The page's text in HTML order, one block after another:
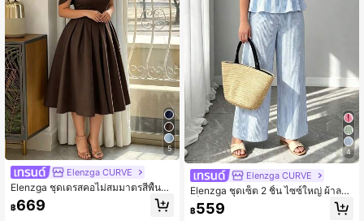
5
Elenzga CURVE
Elenzga ชุดเดรสคอไม่สมมาตรสีพื้นสำ
หรับผู้หญิงไซส์ใหญ่ ประดับพลอยเทียม,
ชุดราตรีหรูหรา, ชุดราตรียาวสำหรับวัน
฿669
4
Elenzga CURVE
Elenzga ชุดเซ็ต 2 ชิ้น ไซซ์ใหญ่ ผ้าลาย
เท็กซ์เจอร์ สไตล์หวานสดใสแนวพาสทอ
รัล สำหรับใส่กลางแจ้งลำลอง เสื้อคอวีล
฿559